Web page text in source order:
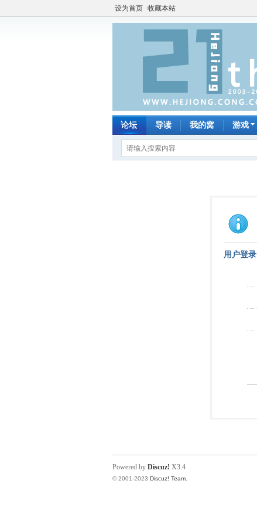
设为首页 收藏本站
论坛 导读 我的窝 游戏
用户登录
Powered by Discuz! X3.4
© 2001-2023 Discuz! Team